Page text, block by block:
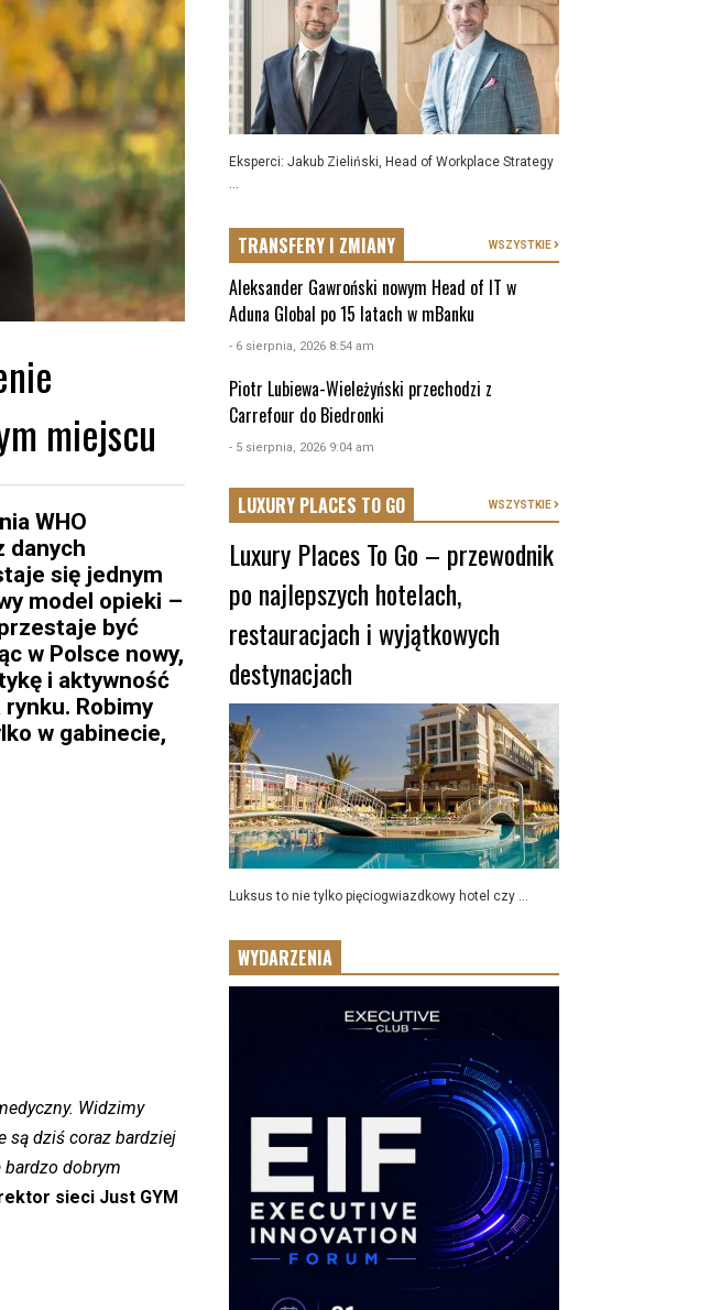
miejscu
WHO
danych
się jednym
model opieki –
być
w Polsce nowy,
i aktywność
Robimy
w gabinecie,
Widzimy
są dziś coraz bardziej
dobrym
sieci Just GYM
Eksperci: Jakub Zieliński, Head of Workplace Strategy
...
TRANSFERY I ZMIANY WSZYSTKIE
Aleksander Gawroński nowym Head of IT w
Aduna Global po 15 latach w mBanku
- 6 sierpnia, 2026 8:54 am
Piotr Lubiewa-Wieleżyński przechodzi z
Carrefour do Biedronki
- 5 sierpnia, 2026 9:04 am
LUXURY PLACES TO GO WSZYSTKIE
Luxury Places To Go – przewodnik
po najlepszych hotelach,
restauracjach i wyjątkowych
destynacjach
Luksus to nie tylko pięciogwiazdkowy hotel czy ...
WYDARZENIA